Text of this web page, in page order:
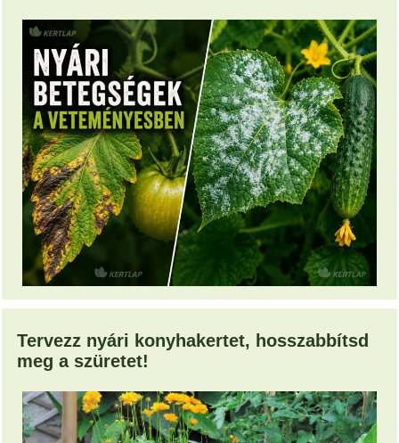
Tervezz nyári konyhakertet, hosszabbítsd
meg a szüretet!